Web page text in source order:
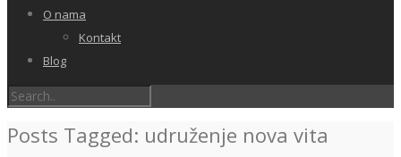
O nama
Kontakt
Blog
Posts Tagged: udruženje nova vita